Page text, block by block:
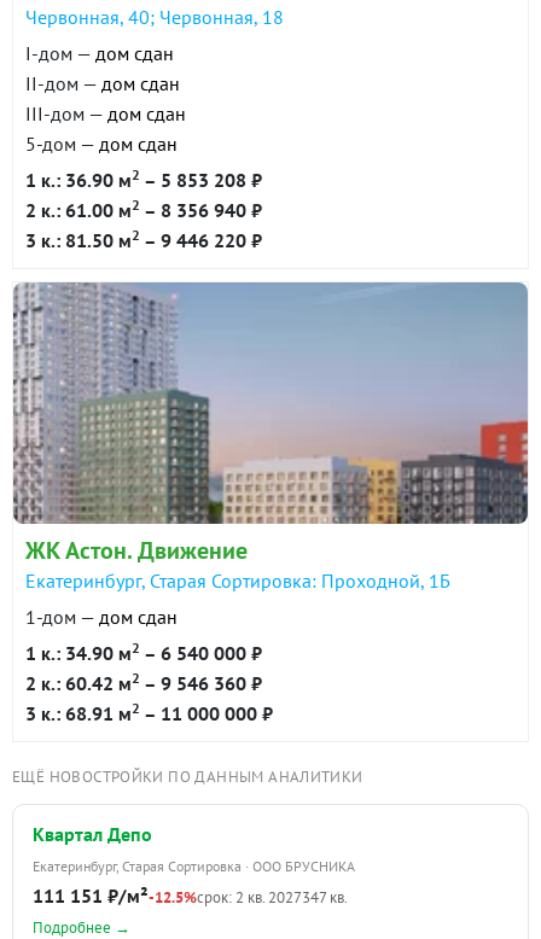
Червонная, 40; Червонная, 18
I-дом — дом сдан
II-дом — дом сдан
III-дом — дом сдан
5-дом — дом сдан
1 к.: 36.90 м2 – 5 853 208 ₽
2 к.: 61.00 м2 – 8 356 940 ₽
3 к.: 81.50 м2 – 9 446 220 ₽
ЖК Астон. Движение
Екатеринбург, Старая Сортировка: Проходной, 1Б
1-дом — дом сдан
1 к.: 34.90 м2 – 6 540 000 ₽
2 к.: 60.42 м2 – 9 546 360 ₽
3 к.: 68.91 м2 – 11 000 000 ₽
ЕЩЁ НОВОСТРОЙКИ ПО ДАННЫМ АНАЛИТИКИ
Квартал Депо
Екатеринбург, Старая Сортировка · ООО БРУСНИКА
111 151 ₽/м²-12.5%срок: 2 кв. 2027347 кв.
Подробнее →